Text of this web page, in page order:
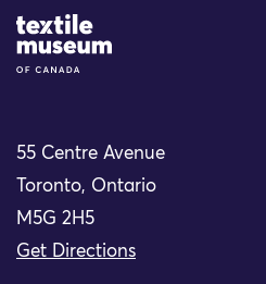
Site Logo
55 Centre Avenue
Toronto, Ontario
M5G 2H5
Get Directions